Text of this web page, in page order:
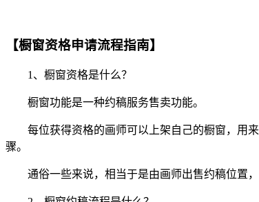
【橱窗资格申请流程指南】
1、橱窗资格是什么？
橱窗功能是一种约稿服务售卖功能。
每位获得资格的画师可以上架自己的橱窗，用来
骤。
通俗一些来说，相当于是由画师出售约稿位置，